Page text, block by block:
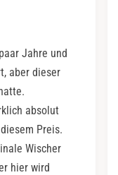
Jahre und
aber dieser
absolut
Preis.
Wischer
hier wird